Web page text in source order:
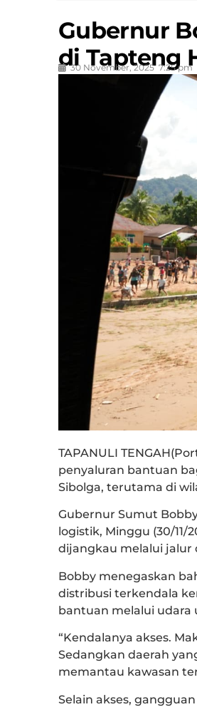
Gubernur
di Tapteng
30 November, 2025 7:25 pm
TAPANULI
penyaluran bantuan
Sibolga, terutama di
Gubernur Sumut
logistik, Minggu (30/
dijangkau melalui jalur
Bobby menegaskan
distribusi terkendala
bantuan melalui
“Kendalanya akses.
Sedangkan daerah
memantau kawasan
Selain akses,